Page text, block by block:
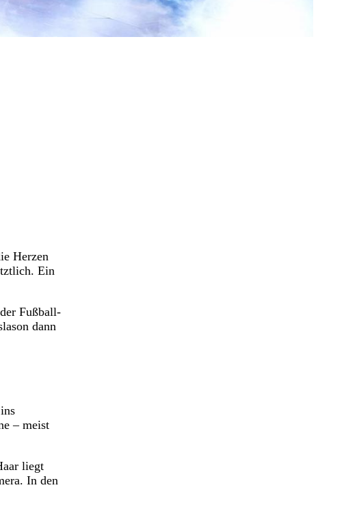
Herzen
Ein
Fußball-
dann
– meist
liegt
In den